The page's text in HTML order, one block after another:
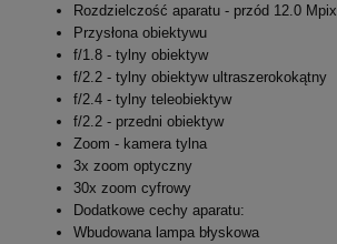
Rozdzielczość aparatu - przód 12.0 Mpix
Przysłona obiektywu
f/1.8 - tylny obiektyw
f/2.2 - tylny obiektyw ultraszerokokątny
f/2.4 - tylny teleobiektyw
f/2.2 - przedni obiektyw
Zoom - kamera tylna
3x zoom optyczny
30x zoom cyfrowy
Dodatkowe cechy aparatu:
Wbudowana lampa błyskowa